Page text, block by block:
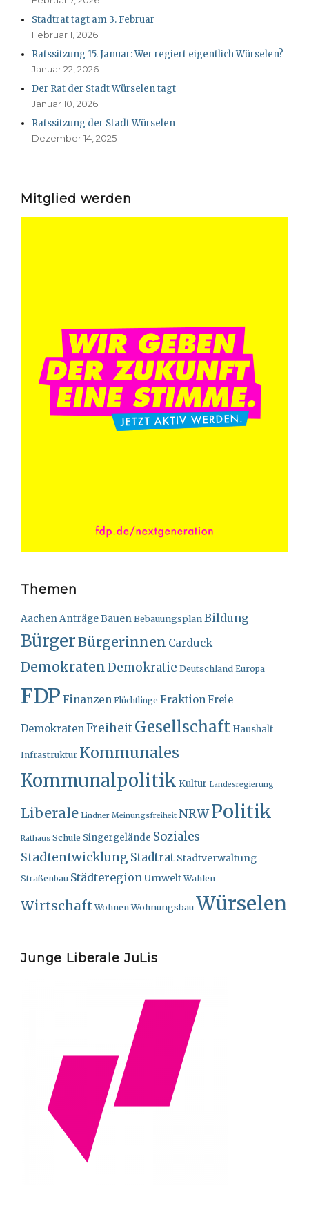
Stadtrat tagt am 3. Februar
Februar 1, 2026
Ratssitzung 15. Januar: Wer regiert eigentlich Würselen?
Januar 22, 2026
Der Rat der Stadt Würselen tagt
Januar 10, 2026
Ratssitzung der Stadt Würselen
Dezember 14, 2025
Mitglied werden
Themen
AachenAnträgeBauenBebauungsplanBildung
BürgerBürgerinnen Carduck
DemokratenDemokratie Deutschland Europa
FDP Finanzen Flüchtlinge FraktionFreie
DemokratenFreiheitGesellschaft Haushalt
Infrastruktur Kommunales
Kommunalpolitik Kultur Landesregierung
Liberale Lindner Meinungsfreiheit NRWPolitik
Rathaus Schule Singergelände Soziales
Stadtentwicklung Stadtrat Stadtverwaltung
Straßenbau StädteregionUmwelt Wahlen
Wirtschaft Wohnen WohnungsbauWürselen
Junge Liberale JuLis